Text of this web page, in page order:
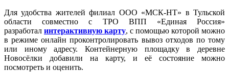
Для удобства жителей филиал ООО «МСК-НТ» в Тульской
области совместно с ТРО ВПП «Единая Россия»
разработал интерактивную карту, с помощью которой можно
в режиме онлайн проконтролировать вывоз отходов по тому
или иному адресу. Контейнерную площадку в деревне
Новосёлки добавили на карту, и её состояние можно
посмотреть и оценить.